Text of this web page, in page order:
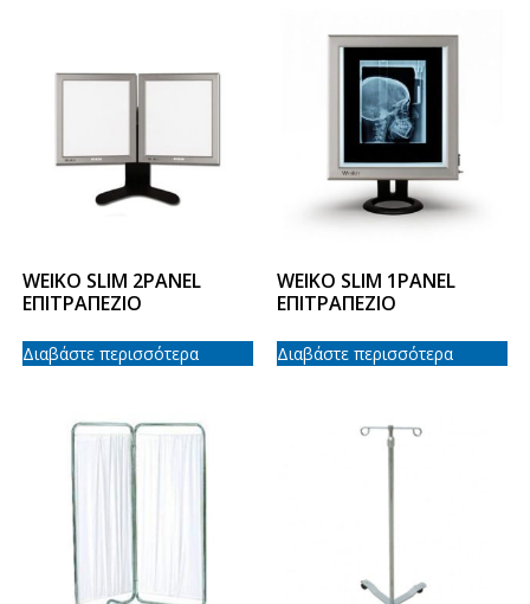
WEIKO SLIM 2PANEL
EΠΙΤΡΑΠΕΖΙΟ
Διαβάστε περισσότερα
WEIKO SLIM 1PANEL
EΠΙΤΡΑΠΕΖΙΟ
Διαβάστε περισσότερα